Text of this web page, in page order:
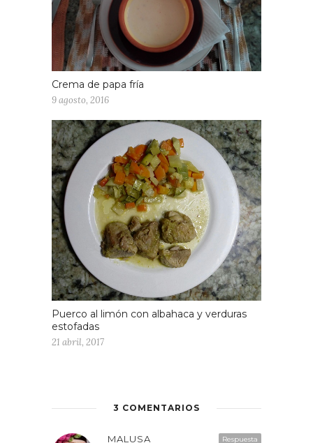
Crema de papa fría
9 agosto, 2016
Puerco al limón con albahaca y verduras
estofadas
21 abril, 2017
3 COMENTARIOS
Respuesta
MALUSA